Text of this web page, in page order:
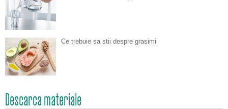
Ce trebuie sa stii despre grasimi
Descarca materiale